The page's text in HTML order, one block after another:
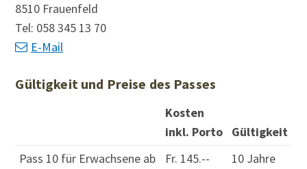
8510 Frauenfeld
Tel: 058 345 13 70
E-Mail
Gültigkeit und Preise des Passes
Kosten
inkl. Porto
Gültigkeit
Pass 10 für Erwachsene ab
Fr. 145.-- 10 Jahre